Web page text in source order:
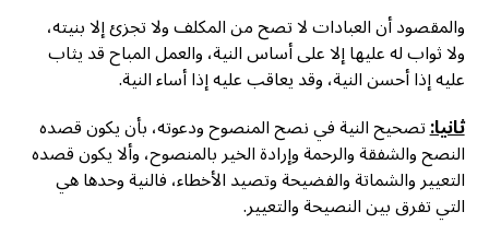
والمقصود أن العبادات لا تصح من المكلف ولا تجزئ إلا بنيته،
ولا ثواب له عليها إلا على أساس النية، والعمل المباح قد يثاب
عليه إذا أحسن النية، وقد يعاقب عليه إذا أساء النية.
ثانيا:تصحيح النية في نصح المنصوح ودعوته، بأن يكون قصده
النصح والشفقة والرحمة وإرادة الخير بالمنصوح، وألا يكون قصده
التعيير والشماتة والفضيحة وتصيد الأخطاء، فالنية وحدها هي
التي تفرق بين النصيحة والتعيير.